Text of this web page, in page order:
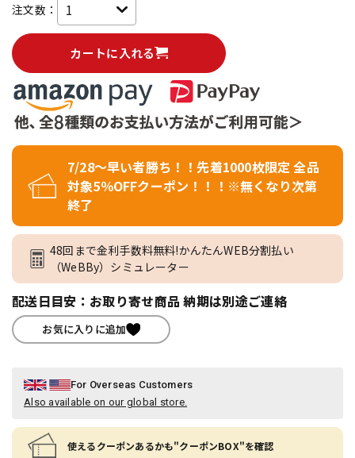
注文数：
カートに入れる
7/28～早い者勝ち！！先着1000枚限定 全品
対象5％OFFクーポン！！！※無くなり次第
終了
48回まで金利手数料無料!かんたんWEB分割払い
（WeBBy）シミュレーター
配送日目安：お取り寄せ商品 納期は別途ご連絡
お気に入りに追加
For Overseas Customers
Also available on our global store.
使えるクーポンあるかも"クーポンBOX"を確認